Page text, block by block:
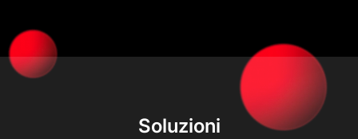
Soluzioni